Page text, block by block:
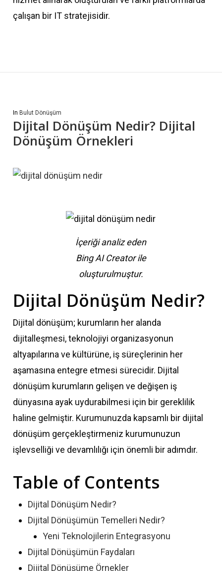
çalışan bir IT stratejisidir.
In Bulut Dönüşüm
Dijital Dönüşüm Nedir? Dijital
Dönüşüm Örnekleri
İçeriği analiz eden
Bing AI Creator ile
oluşturulmuştur.
Dijital Dönüşüm Nedir?
Dijital dönüşüm; kurumların her alanda
dijitalleşmesi, teknolojiyi organizasyonun
altyapılarına ve kültürüne, iş süreçlerinin her
aşamasına entegre etmesi sürecidir. Dijital
dönüşüm kurumların gelişen ve değişen iş
dünyasına ayak uydurabilmesi için bir gereklilik
haline gelmiştir. Kurumunuzda kapsamlı bir dijital
dönüşüm gerçekleştirmeniz kurumunuzun
işlevselliği ve devamlılığı için önemli bir adımdır.
Table of Contents
Dijital Dönüşüm Nedir?
Dijital Dönüşümün Temelleri Nedir?
Yeni Teknolojilerin Entegrasyonu
Dijital Dönüşümün Faydaları
Dijital Dönüşüme Örnekler